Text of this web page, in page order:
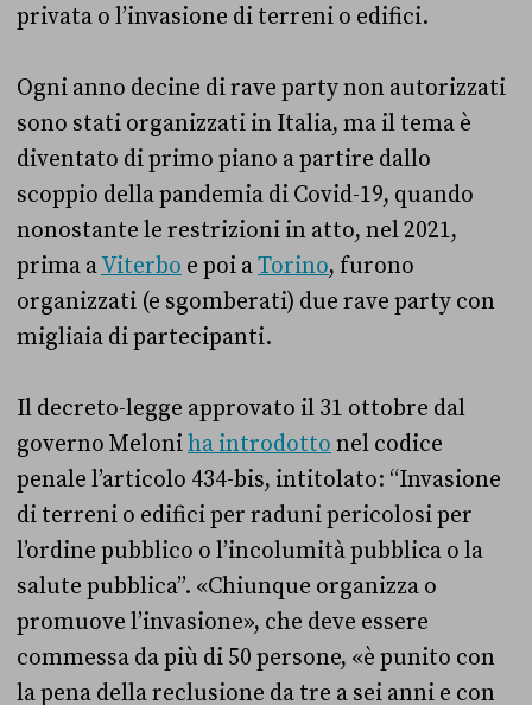
privata o l’invasione di terreni o edifici.
Ogni anno decine di rave party non autorizzati
sono stati organizzati in Italia, ma il tema è
diventato di primo piano a partire dallo
scoppio della pandemia di Covid-19, quando
nonostante le restrizioni in atto, nel 2021,
prima aViterbo e poi aTorino, furono
organizzati (e sgomberati) due rave party con
migliaia di partecipanti.
Il decreto-legge approvato il 31 ottobre dal
governo Meloniha introdotto nel codice
penale l’articolo 434-bis, intitolato: “Invasione
di terreni o edifici per raduni pericolosi per
l’ordine pubblico o l’incolumità pubblica o la
salute pubblica”. «Chiunque organizza o
promuove l’invasione», che deve essere
commessa da più di 50 persone, «è punito con
la pena della reclusione da tre a sei anni e con